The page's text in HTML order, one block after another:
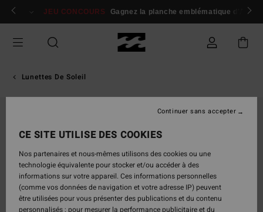
Passer
Se connecter / s'inscrire
JEU CONCOURS Gagnez la planche emblématique d'Andy
Lunettes De Soleil
CE SITE UTILISE DES COOKIES
Nos partenaires et nous-mêmes utilisons des cookies ou une
technologie équivalente pour stocker et/ou accéder à des
informations sur votre appareil. Ces informations personnelles
(comme vos données de navigation et votre adresse IP) peuvent
être utilisées pour vous présenter des publications et du contenu
personnalisés ; pour mesurer la performance publicitaire et du
Continuer sans accepter